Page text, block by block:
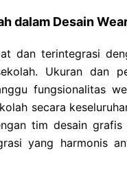
dalam Desain
dan terintegrasi
Ukuran dan
fungsionalitas
secara
tim desain
yang harmonis